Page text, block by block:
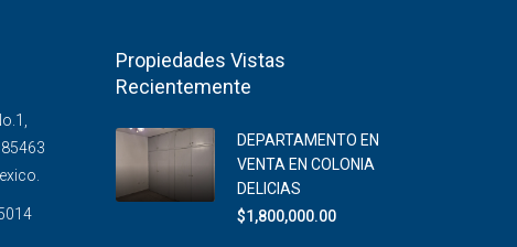
Propiedades Vistas
Recientemente
DEPARTAMENTO EN
VENTA EN COLONIA
DELICIAS
$1,800,000.00